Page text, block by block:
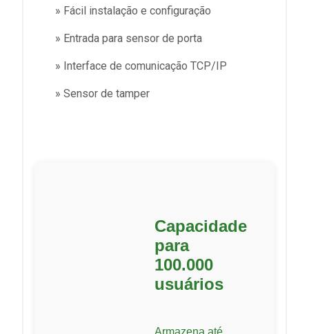
» Fácil instalação e configuração
» Entrada para sensor de porta
» Interface de comunicação TCP/IP
» Sensor de tamper
Capacidade
para
100.000
usuários